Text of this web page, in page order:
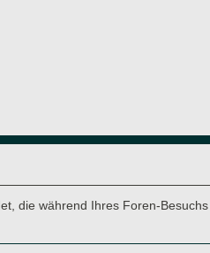
die während Ihres Foren-